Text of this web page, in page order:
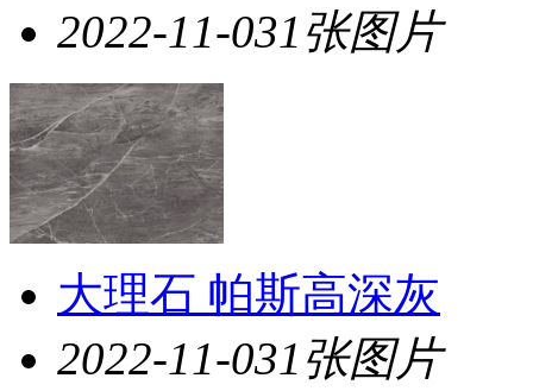
2022-11-031张图片
大理石 帕斯高深灰
2022-11-031张图片